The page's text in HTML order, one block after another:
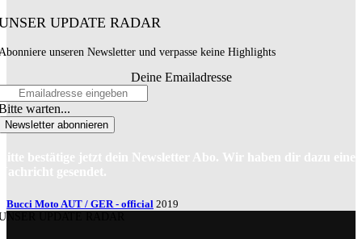
UPDATE RADAR
unseren Newsletter und verpasse keine Highlights
Deine Emailadresse
warten...
Newsletter abonnieren
bestätige jetzt dein Newsletter Abo. Wir haben dir dazu eine
gesendet.
Bucci Moto AUT / GER - official 2019
UPDATE RADAR